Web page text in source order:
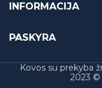
INFORMACIJA
PASKYRA
Kovos su prekyba
2023 ©